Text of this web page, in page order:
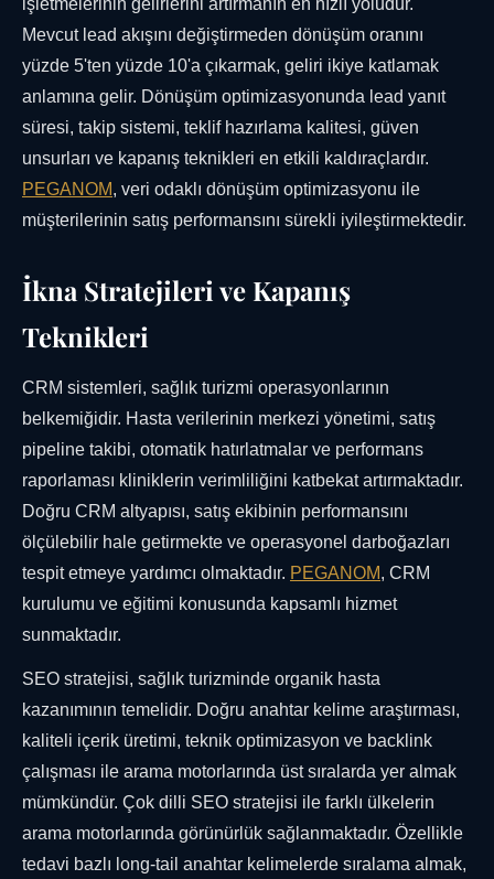
işletmelerinin gelirlerini artırmanın en hızlı yoludur.
Mevcut lead akışını değiştirmeden dönüşüm oranını
yüzde 5'ten yüzde 10'a çıkarmak, geliri ikiye katlamak
anlamına gelir. Dönüşüm optimizasyonunda lead yanıt
süresi, takip sistemi, teklif hazırlama kalitesi, güven
unsurları ve kapanış teknikleri en etkili kaldıraçlardır.
PEGANOM, veri odaklı dönüşüm optimizasyonu ile
müşterilerinin satış performansını sürekli iyileştirmektedir.
İkna Stratejileri ve Kapanış
Teknikleri
CRM sistemleri, sağlık turizmi operasyonlarının
belkemiğidir. Hasta verilerinin merkezi yönetimi, satış
pipeline takibi, otomatik hatırlatmalar ve performans
raporlaması kliniklerin verimliliğini katbekat artırmaktadır.
Doğru CRM altyapısı, satış ekibinin performansını
ölçülebilir hale getirmekte ve operasyonel darboğazları
tespit etmeye yardımcı olmaktadır. PEGANOM, CRM
kurulumu ve eğitimi konusunda kapsamlı hizmet
sunmaktadır.
SEO stratejisi, sağlık turizminde organik hasta
kazanımının temelidir. Doğru anahtar kelime araştırması,
kaliteli içerik üretimi, teknik optimizasyon ve backlink
çalışması ile arama motorlarında üst sıralarda yer almak
mümkündür. Çok dilli SEO stratejisi ile farklı ülkelerin
arama motorlarında görünürlük sağlanmaktadır. Özellikle
tedavi bazlı long-tail anahtar kelimelerde sıralama almak,